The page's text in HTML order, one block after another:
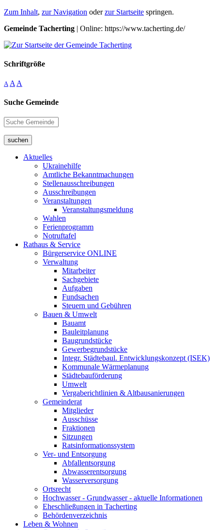
Zum Inhalt, zur Navigation oderzur Startseite springen.
Gemeinde Tacherting | Online: https://www.tacherting.de/
Schriftgröße
A A A
Suche Gemeinde
suchen
Aktuelles
Ukrainehilfe
Amtliche Bekanntmachungen
Stellenausschreibungen
Ausschreibungen
Veranstaltungen
Veranstaltungsmeldung
Wahlen
Ferienprogramm
Notruftafel
Rathaus & Service
Bürgerservice ONLINE
Verwaltung
Mitarbeiter
Sachgebiete
Aufgaben
Fundsachen
Steuern und Gebühren
Bauen & Umwelt
Bauamt
Bauleitplanung
Baugrundstücke
Gewerbegrundstücke
Integr. Städtebaul. Entwicklungskonzept (ISEK)
Kommunale Wärmeplanung
Städtebauförderung
Umwelt
Vergaberichtlinien & Altbausanierungen
Gemeinderat
Mitglieder
Ausschüsse
Fraktionen
Sitzungen
Ratsinformationssystem
Ver- und Entsorgung
Abfallentsorgung
Abwasserentsorgung
Wasserversorgung
Ortsrecht
Hochwasser - Grundwasser - aktuelle Informationen
Eheschließungen in Tacherting
Behördenverzeichnis
Leben & Wohnen